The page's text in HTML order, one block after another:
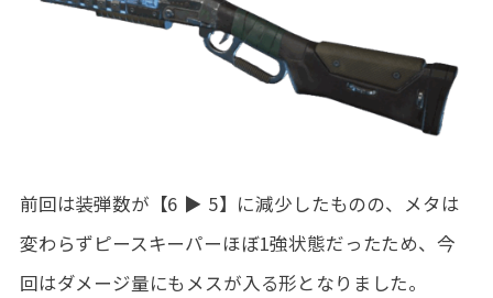
前回は装弾数が【6 ▶ 5】に減少したものの、メタは
変わらずピースキーパーほぼ1強状態だったため、今
回はダメージ量にもメスが入る形となりました。